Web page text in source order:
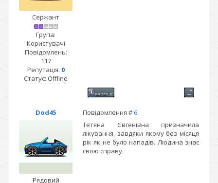
Сержант
Група:
Користувачі
Повідомлень:
117
Репутація: 0
Статус: Offline
Dod45 Повідомлення # 6
Рядовий
Тетяна Євгенівна призначила
лікування, завдяки якому без місяця
рік як не було нападів. Людина знає
свою справу.